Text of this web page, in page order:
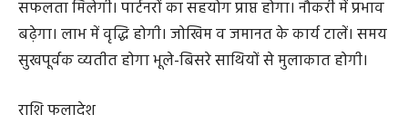
सफलता मिलेगी। पार्टनरों का सहयोग प्राप्त होगा। नौकरी में प्रभाव
बढ़ेगा। लाभ में वृद्धि होगी। जोखिम व जमानत के कार्य टालें। समय
सुखपूर्वक व्यतीत होगा भूले-बिसरे साथियों से मुलाकात होगी।
राशि फलादेश